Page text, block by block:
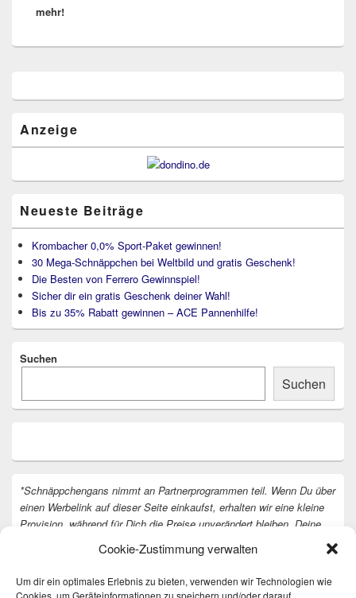
Cookie-Zustimmung verwalten
Um dir ein optimales Erlebnis zu bieten, verwenden wir Technologien wie
Cookies, um Geräteinformationen zu speichern und/oder darauf
mehr!
Anzeige
Neueste Beiträge
Krombacher 0,0% Sport-Paket gewinnen!
30 Mega-Schnäppchen bei Weltbild und gratis Geschenk!
Die Besten von Ferrero Gewinnspiel!
Sicher dir ein gratis Geschenk deiner Wahl!
Bis zu 35% Rabatt gewinnen – ACE Pannenhilfe!
Suchen
Suchen
*Schnäppchengans nimmt an Partnerprogrammen teil. Wenn Du über
einen Werbelink auf dieser Seite einkaufst, erhalten wir eine kleine
Provision, während für Dich die Preise unverändert bleiben. Deine
Vielen Dank dafür!